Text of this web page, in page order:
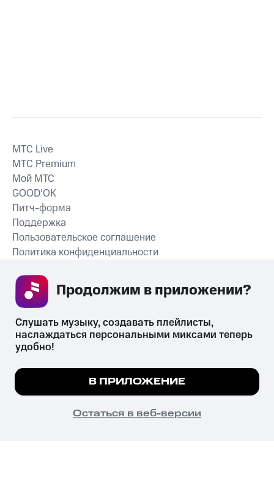
СКАЧАТЬ ПРИЛОЖЕНИЕ
MTС Live
MTС Premium
Мой МТС
GOOD’OK
Питч-форма
Поддержка
Пользовательское соглашение
Политика конфиденциальности
психотропных веществ, их аналогов причиняет вред здоровью,
их незаконный оборот запрещён и влечёт установленную
законодательством ответственность.
© 2026 ООО «КИОН».
Все права защищены
Мы используем куки, чтобы на сайте все
Подробнее
ПОНЯТНО
Слушать музыку, создавать плейлисты,
наслаждаться персональными миксами теперь
удобно!
В ПРИЛОЖЕНИЕ
Остаться в веб-версии